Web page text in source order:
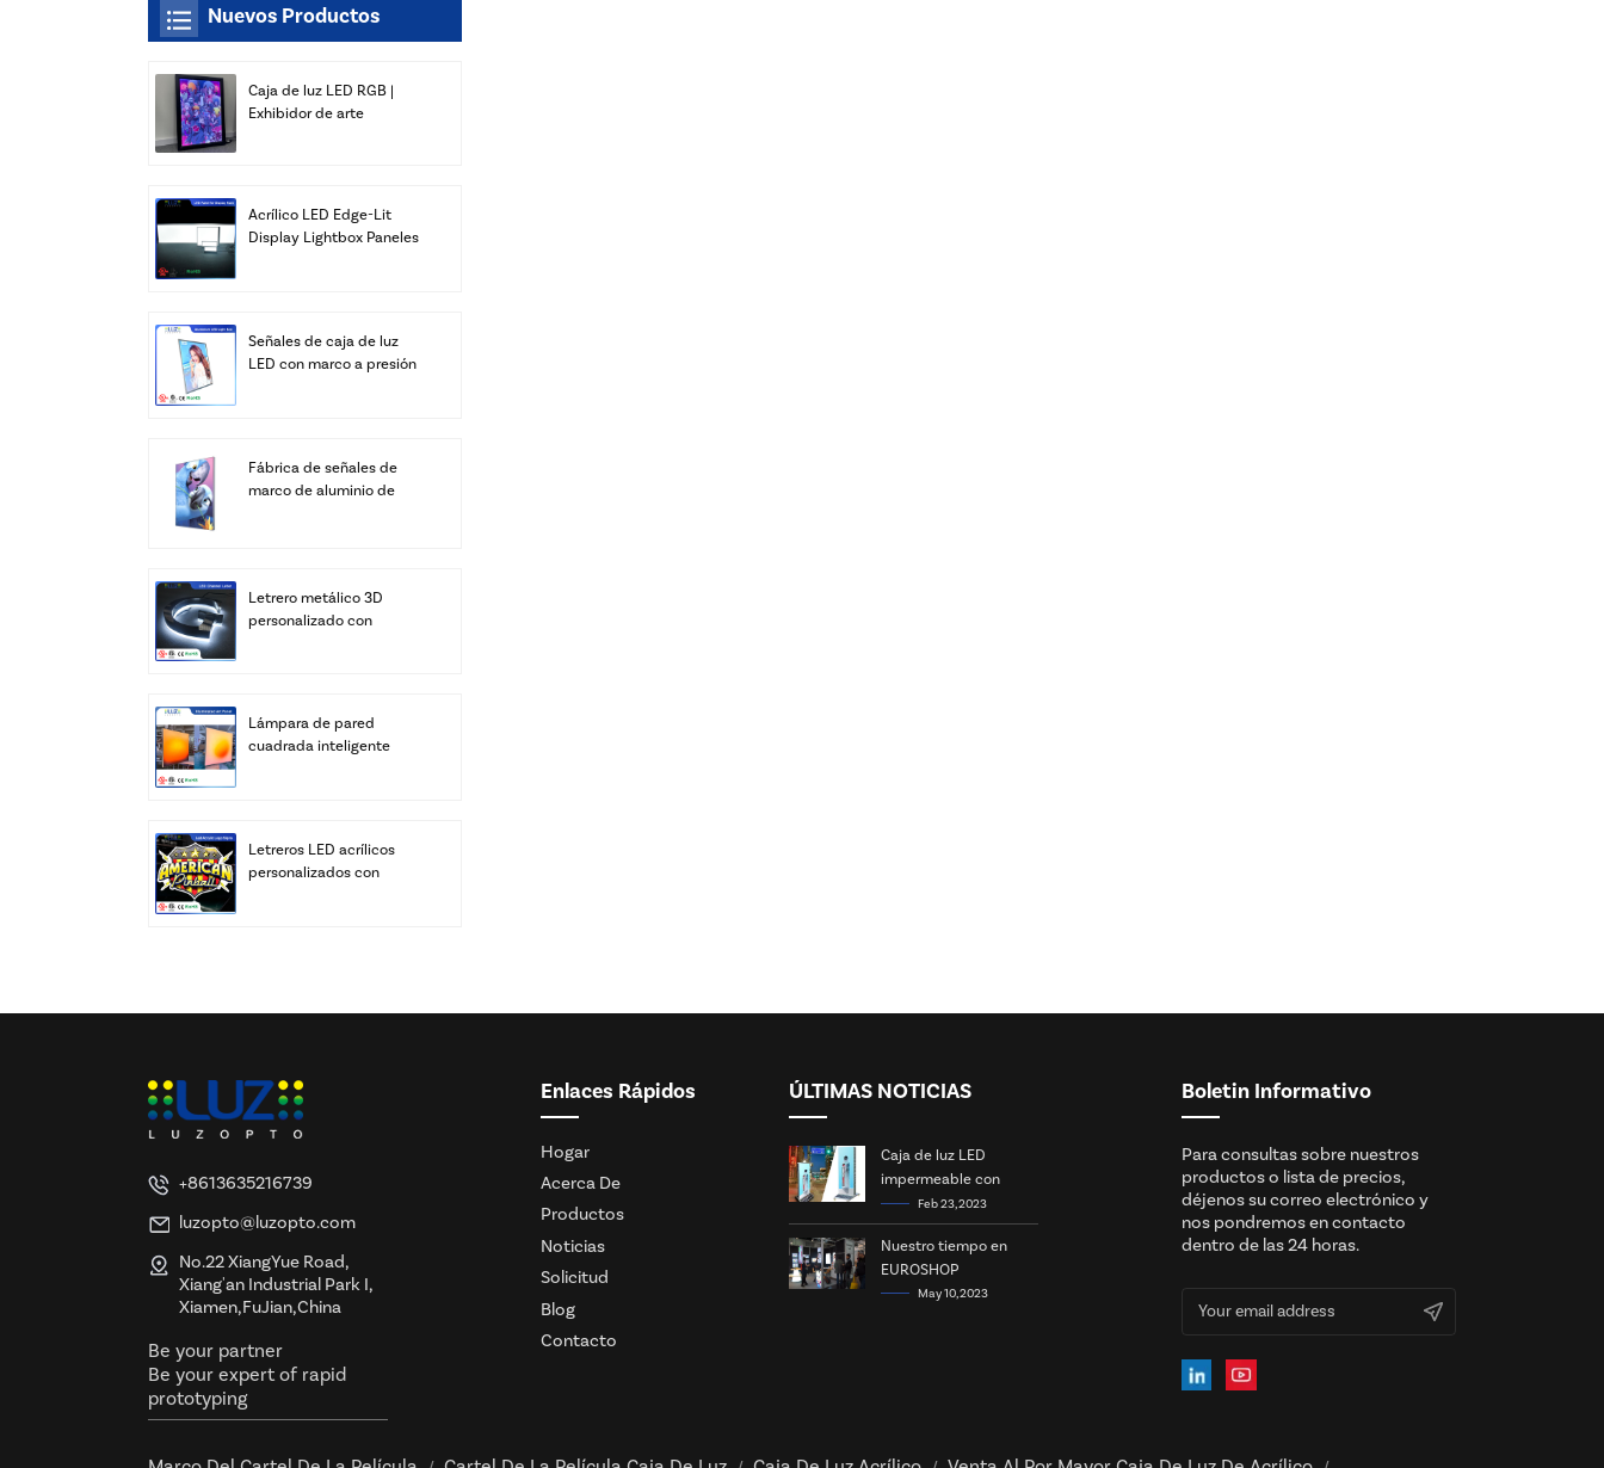
Nuevos Productos
Caja de luz LED RGB |
Exhibidor de arte
Acrílico LED Edge-Lit
Display Lightbox Paneles
Señales de caja de luz
LED con marco a presión
Fábrica de señales de
marco de aluminio de
Letrero metálico 3D
personalizado con
iluminación para
edificios y bares, IP67
Lámpara de pared
cuadrada inteligente
remoto)
Letreros LED acrílicos
personalizados con
+8613635216739
luzopto@luzopto.com
No.22 XiangYue Road,
Xiang'an Industrial Park I,
Xiamen,FuJian,China
Be your partner
Be your expert of rapid
prototyping
Enlaces Rápidos
Hogar
Acerca De
Productos
Noticias
Solicitud
Blog
Contacto
ÚLTIMAS NOTICIAS
Caja de luz LED
impermeable con
energía solar
Feb 23, 2023
Nuestro tiempo en
EUROSHOP
May 10, 2023
Boletin Informativo
Para consultas sobre nuestros
productos o lista de precios,
déjenos su correo electrónico y
nos pondremos en contacto
dentro de las 24 horas.